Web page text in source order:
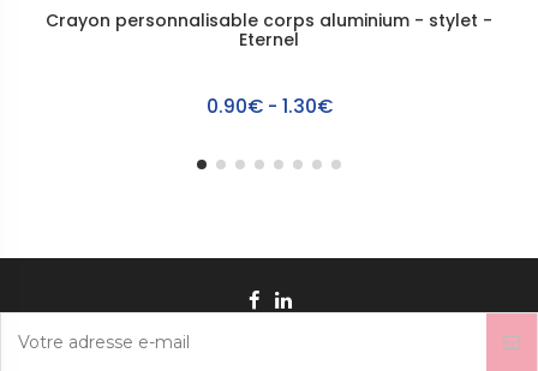
Crayon personnalisable corps aluminium - stylet -
Eternel
0.90€ - 1.30€